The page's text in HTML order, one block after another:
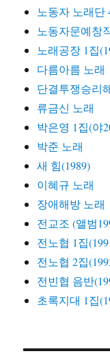
노동자 노래단
노동자문예창
노래공장 1집
다름아름 노래
단결투쟁승리
류금신 노래
박은영 1집(야
박준 노래
새 힘(1989)
이혜규 노래
장애해방 노래
전교조 (앨범
전노협 1집
전노협 2집
전빈협 음반
초록지대 1집